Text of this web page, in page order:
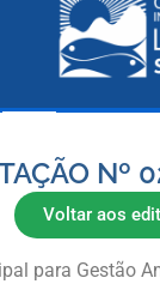
Nº
Voltar aos
para Gestão